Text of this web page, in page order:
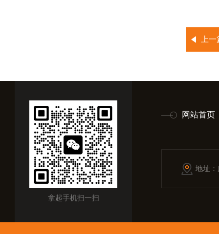
上
拿起手机扫一扫
网站首页
地址